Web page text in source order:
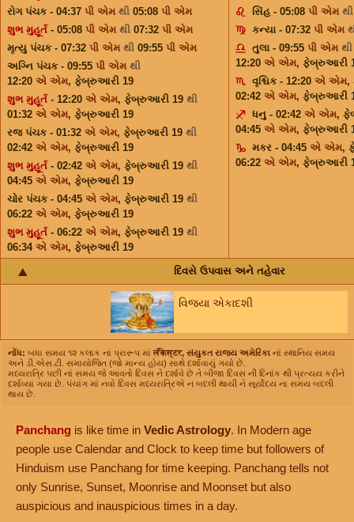
રોગ પંચક - 04:37 પી એમ થી 05:08 પી એમ
શુભ મુહૂર્ત- 05:08 પી એમ થી 07:32 પી એમ
મૃત્યુ પંચક - 07:32 પી એમ થી 09:55 પી એમ
અગ્નિ પંચક - 09:55 પી એમ થી
12:20 એ એમ, ફેબ્રુઆરી 19
શુભ મુહૂર્ત- 12:20 એ એમ, ફેબ્રુઆરી 19 થી
01:32 એ એમ, ફેબ્રુઆરી 19
રજ પંચક - 01:32 એ એમ, ફેબ્રુઆરી 19 થી
02:42 એ એમ, ફેબ્રુઆરી 19
શુભ મુહૂર્ત- 02:42 એ એમ, ફેબ્રુઆરી 19 થી
04:45 એ એમ, ફેબ્રુઆરી 19
ચોર પંચક - 04:45 એ એમ, ફેબ્રુઆરી 19 થી
06:22 એ એમ, ફેબ્રુઆરી 19
શુભ મુહૂર્ત- 06:22 એ એમ, ફેબ્રુઆરી 19 થી
06:34 એ એમ, ફેબ્રુઆરી 19
સિંહ - 05:08 પી એમ
કન્યા - 07:32 પી એમ
તુલા - 09:55 પી એમ થી
12:20 એ એમ, ફેબ્રુઆરી
વૃશ્ચિક - 12:20 એ એમ,
02:42 એ એમ, ફેબ્રુઆરી
ધનુ - 02:42 એ એમ,
04:45 એ એમ, ફેબ્રુઆરી
મકર - 04:45 એ એમ,
06:22 એ એમ, ફેબ્રુઆરી
દિવસે ઉપવાસ અને તહેવાર
વિજયા એકાદશી
નોંધ: બધા સમય ૧૨ કલાક નાં પ્રારૂપ માંलँकेस्टर, સંયુકત રાજ્ય અમેરિકા નાં સ્થાનિય સમય
અને ડી.એસ.ટી. સમાયોજિત (જો માન્ય હોય) સાથે દર્શાવાયું ગયો છે.
મધ્યરાત્રિ પછી નાં સમય જે આવતો દિવસ ને દર્શાવે છે તે બીજા દિવસ ની દિનાંક થી પ્રત્યય કરીને
દર્શાવ્યા ગયા છે. પંચાંગ માં નવો દિવસ મધ્યરાત્રિએ ન બદલી થાયી ને સૂર્યોદય ના સમય બદલી
થાય છે.
Panchang is like time in Vedic Astrology. In Modern age
people use Calendar and Clock to keep time but followers of
Hinduism use Panchang for time keeping. Panchang tells not
only Sunrise, Sunset, Moonrise and Moonset but also
auspicious and inauspicious times in a day.